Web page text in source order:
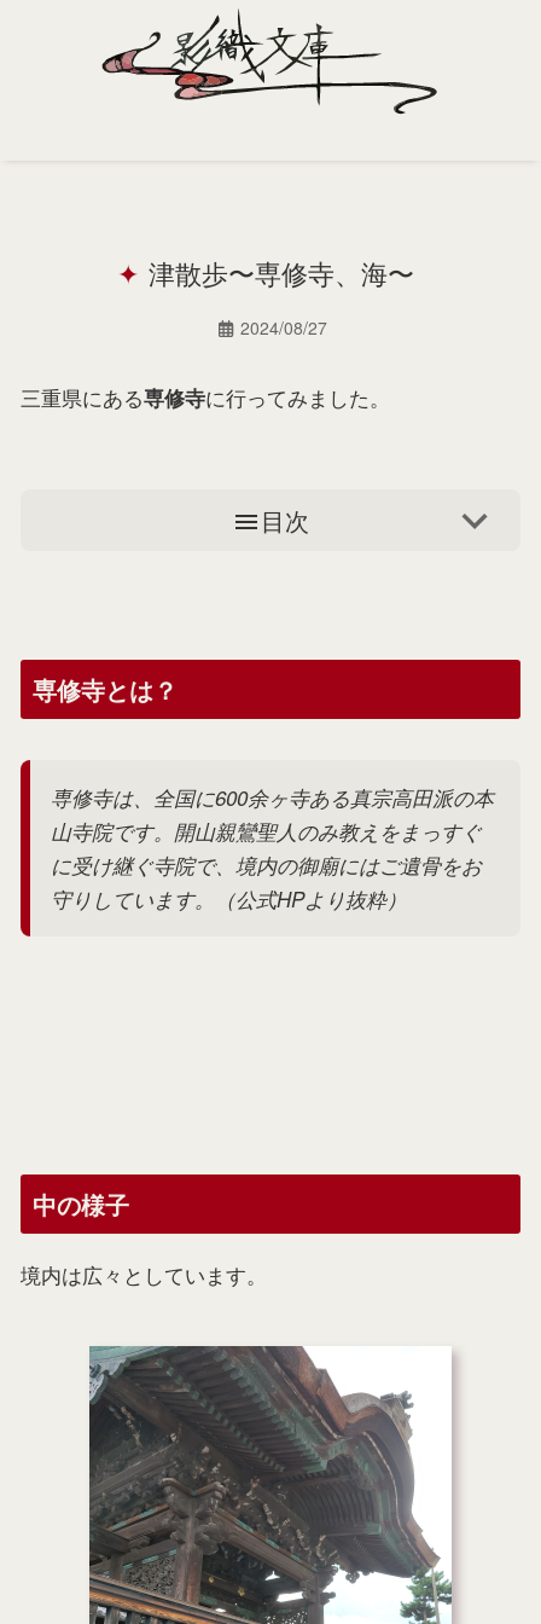
Portfolio津散歩〜専修寺、海〜
2024/08/27
三重県にある専修寺に行ってみました。
目次
専修寺とは？
専修寺は、全国に600余ヶ寺ある真宗高田派の本
山寺院です。開山親鸞聖人のみ教えをまっすぐ
に受け継ぐ寺院で、境内の御廟にはご遺骨をお
守りしています。（公式HPより抜粋）
中の様子
境内は広々としています。